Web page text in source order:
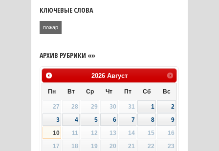
КЛЮЧЕВЫЕ СЛОВА
пожар
АРХИВ РУБРИКИ «»
2026 Август
Пн Вт Ср Чт Пт Сб Вс
27 28 29 30 31 1
2
3
4 5 6 7 8
9
10
11 12 13 14 15
16
17
18 19 20 21 22
23